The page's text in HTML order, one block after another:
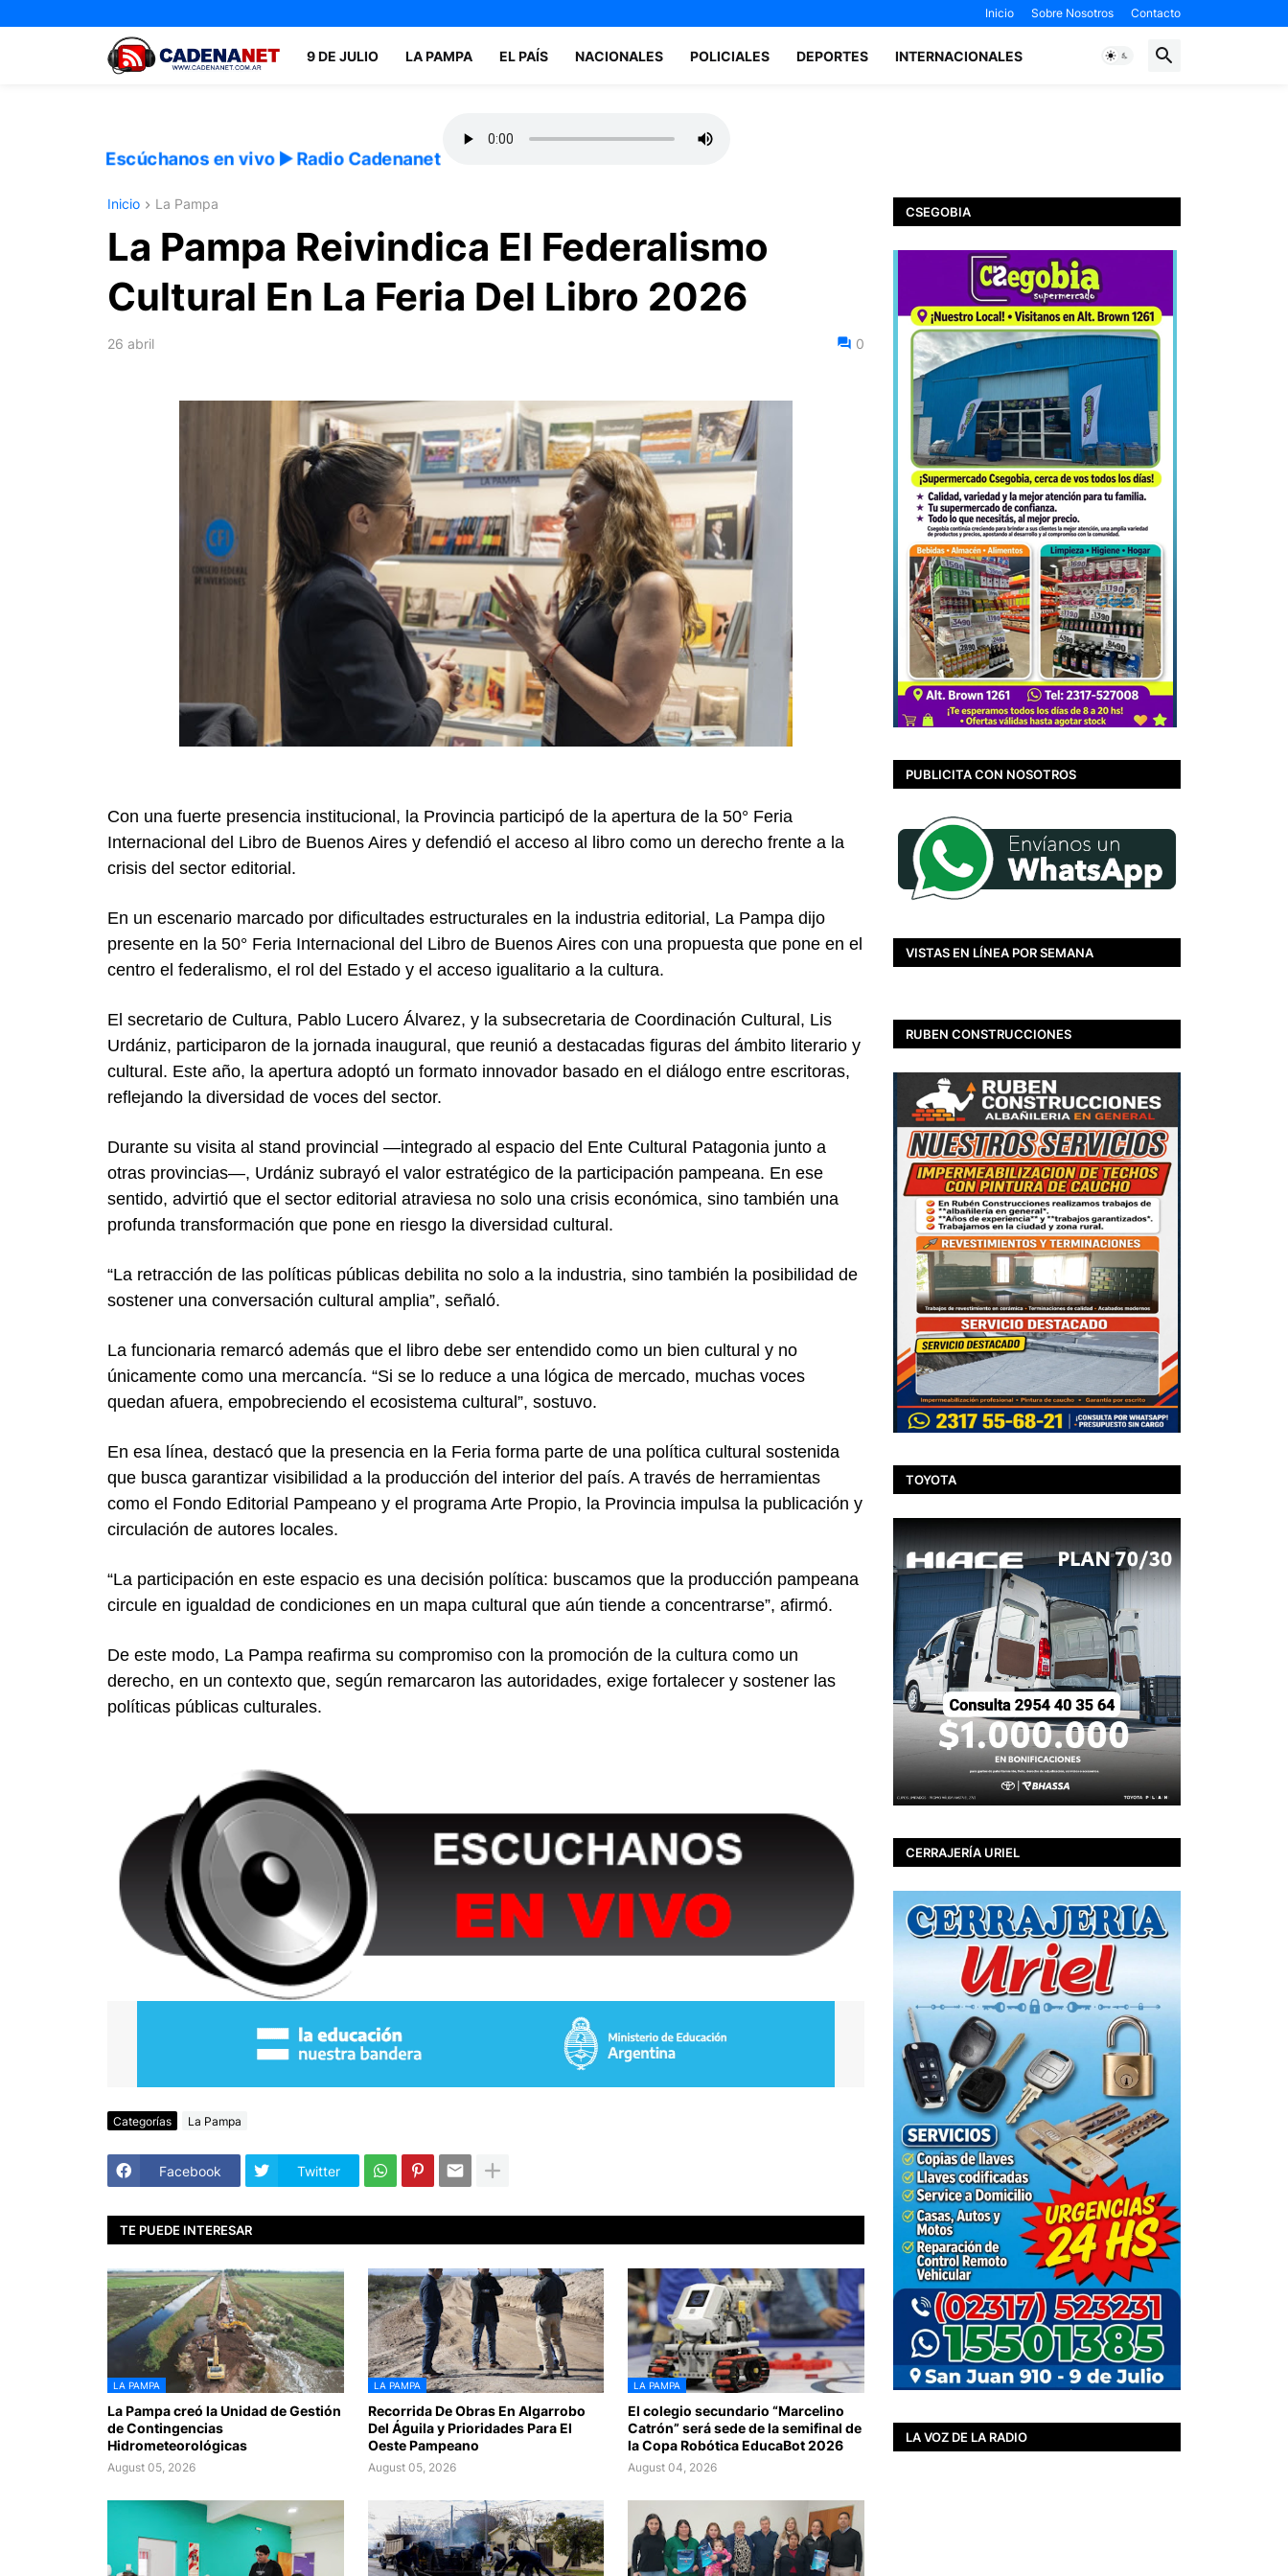
Inicio Sobre Nosotros Contacto
9 DE JULIO LA PAMPA EL PAÍS NACIONALES POLICIALES DEPORTES INTERNACIONALES
Escúchanos en vivo ▶️ Radio Cadenanet
Inicio La Pampa
La Pampa Reivindica El Federalismo
Cultural En La Feria Del Libro 2026
26 abril 0
Con una fuerte presencia institucional, la Provincia participó de la apertura de la 50° Feria
Internacional del Libro de Buenos Aires y defendió el acceso al libro como un derecho frente a la
crisis del sector editorial.
En un escenario marcado por dificultades estructurales en la industria editorial, La Pampa dijo
presente en la 50° Feria Internacional del Libro de Buenos Aires con una propuesta que pone en el
centro el federalismo, el rol del Estado y el acceso igualitario a la cultura.
El secretario de Cultura, Pablo Lucero Álvarez, y la subsecretaria de Coordinación Cultural, Lis
Urdániz, participaron de la jornada inaugural, que reunió a destacadas figuras del ámbito literario y
cultural. Este año, la apertura adoptó un formato innovador basado en el diálogo entre escritoras,
reflejando la diversidad de voces del sector.
Durante su visita al stand provincial —integrado al espacio del Ente Cultural Patagonia junto a
otras provincias—, Urdániz subrayó el valor estratégico de la participación pampeana. En ese
sentido, advirtió que el sector editorial atraviesa no solo una crisis económica, sino también una
profunda transformación que pone en riesgo la diversidad cultural.
“La retracción de las políticas públicas debilita no solo a la industria, sino también la posibilidad de
sostener una conversación cultural amplia”, señaló.
La funcionaria remarcó además que el libro debe ser entendido como un bien cultural y no
únicamente como una mercancía. “Si se lo reduce a una lógica de mercado, muchas voces
quedan afuera, empobreciendo el ecosistema cultural”, sostuvo.
En esa línea, destacó que la presencia en la Feria forma parte de una política cultural sostenida
que busca garantizar visibilidad a la producción del interior del país. A través de herramientas
como el Fondo Editorial Pampeano y el programa Arte Propio, la Provincia impulsa la publicación y
circulación de autores locales.
“La participación en este espacio es una decisión política: buscamos que la producción pampeana
circule en igualdad de condiciones en un mapa cultural que aún tiende a concentrarse”, afirmó.
De este modo, La Pampa reafirma su compromiso con la promoción de la cultura como un
derecho, en un contexto que, según remarcaron las autoridades, exige fortalecer y sostener las
políticas públicas culturales.
Categorías La Pampa
Facebook Twitter
TE PUEDE INTERESAR
LA PAMPA
La Pampa creó la Unidad de Gestión
de Contingencias
Hidrometeorológicas
August 05, 2026
LA PAMPA
Recorrida De Obras En Algarrobo
Del Águila y Prioridades Para El
Oeste Pampeano
August 05, 2026
LA PAMPA
El colegio secundario “Marcelino
Catrón” será sede de la semifinal de
la Copa Robótica EducaBot 2026
August 04, 2026
CSEGOBIA
PUBLICITA CON NOSOTROS
VISTAS EN LÍNEA POR SEMANA
RUBEN CONSTRUCCIONES
TOYOTA
CERRAJERÍA URIEL
LA VOZ DE LA RADIO